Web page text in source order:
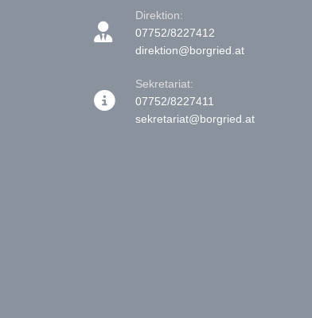
Direktion:
07752/8227412
direktion@borgried.at
Sekretariat:
07752/8227411
sekretariat@borgried.at